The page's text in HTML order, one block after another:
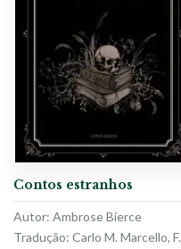
Contos estranhos
Autor: Ambrose Bierce
Tradução: Carlo M. Marcello, F.